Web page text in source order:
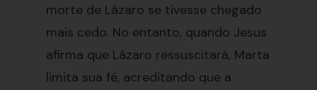
morte de Lázaro se tivesse chegado
mais cedo. No entanto, quando Jesus
afirma que Lázaro ressuscitará, Marta
limita sua fé, acreditando que a